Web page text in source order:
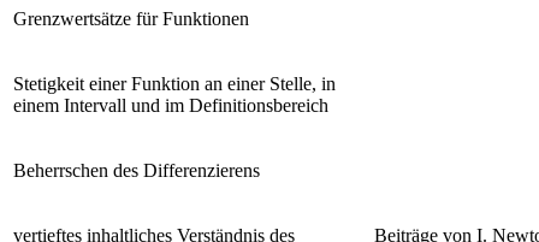
Grenzwertsätze für Funktionen
Stetigkeit einer Funktion an einer Stelle, in
einem Intervall und im Definitionsbereich
Beherrschen des Differenzierens
vertieftes inhaltliches Verständnis des
Beiträge von I.